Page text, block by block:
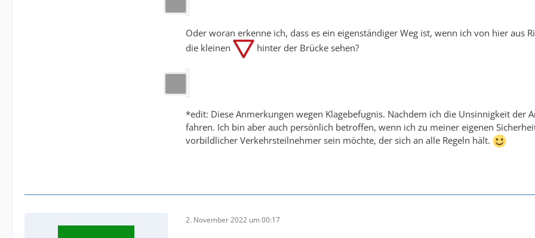
Oder woran erkenne ich, dass es ein eigenständiger Weg ist, wenn ich von hier aus
die kleinen
hinter der Brücke sehen?
*edit: Diese Anmerkungen wegen Klagebefugnis. Nachdem ich die Unsinnigkeit
fahren. Ich bin aber auch persönlich betroffen, wenn ich zu meiner eigenen
vorbildlicher Verkehrsteilnehmer sein möchte, der sich an alle Regeln hält.
2. November 2022 um 00:17